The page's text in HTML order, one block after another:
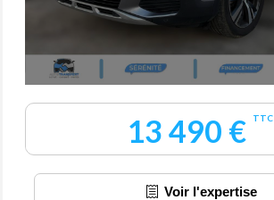
13 490 € TTC
Voir l'expertise